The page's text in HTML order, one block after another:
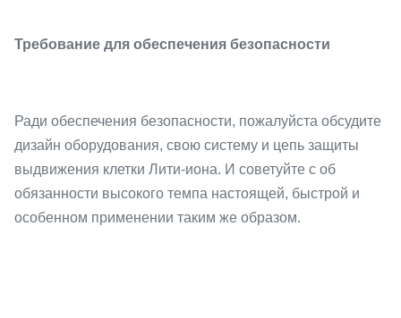
Требование для обеспечения безопасности
Ради обеспечения безопасности, пожалуйста обсудите
дизайн оборудования, свою систему и цепь защиты
выдвижения клетки Лити-иона. И советуйте с об
обязанности высокого темпа настоящей, быстрой и
особенном применении таким же образом.